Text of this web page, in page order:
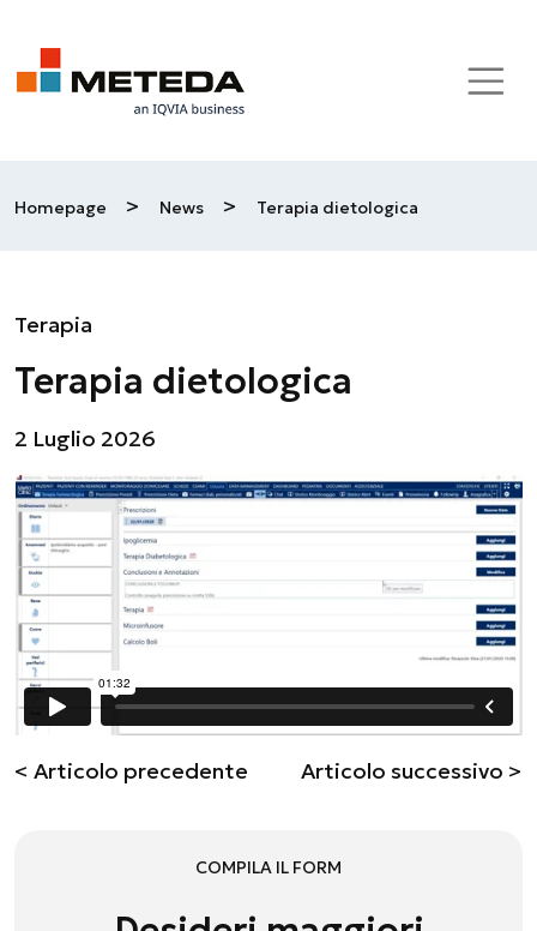
Skip to main content
Homepage > News > Terapia dietologica
Terapia
Terapia dietologica
2 Luglio 2026
< Articolo precedente Articolo successivo >
COMPILA IL FORM